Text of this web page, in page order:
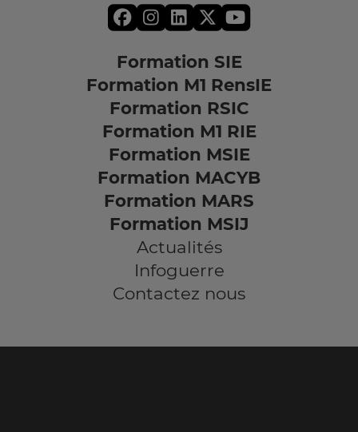
Formation SIE
Formation M1 RensIE
Formation RSIC
Formation M1 RIE
Formation MSIE
Formation MACYB
Formation MARS
Formation MSIJ
Actualités
Infoguerre
Contactez nous